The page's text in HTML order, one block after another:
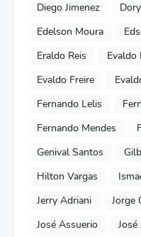
Diego Jimenez
Edelson Moura
Eraldo Reis
Evaldo
Evaldo Freire
Fernando Lelis
Fernando Mendes
Genival Santos
Hilton Vargas
Jerry Adriani
Jorge
José Assuerio